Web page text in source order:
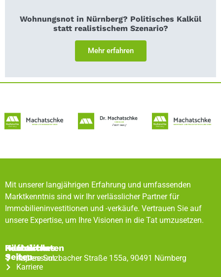
Wohnungsnot in Nürnberg? Politisches Kalkül
statt realistischem Szenario?
Mehr erfahren
Mit unserer langjährigen Erfahrung und umfassenden
Marktkenntnis sind wir Ihr verlässlicher Partner für
Immobilieninvestitionen und -verkäufe. Vertrauen Sie auf
unsere Expertise, um Ihre Visionen in die Tat umzusetzen.
Rechtliches
Impressum
Hilfreiche
Seiten
Karriere
Kontaktdaten
Äußere Sulzbacher Straße 155a, 90491 Nürnberg